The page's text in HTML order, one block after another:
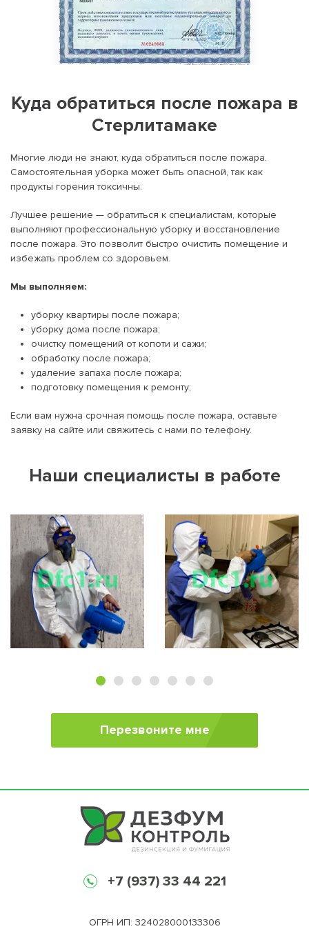
Куда обратиться после пожара в
Стерлитамаке
Многие люди не знают, куда обратиться после пожара.
Самостоятельная уборка может быть опасной, так как
продукты горения токсичны.
Лучшее решение — обратиться к специалистам, которые
выполняют профессиональную уборку и восстановление
после пожара. Это позволит быстро очистить помещение и
избежать проблем со здоровьем.
Мы выполняем:
уборку квартиры после пожара;
уборку дома после пожара;
очистку помещений от копоти и сажи;
обработку после пожара;
удаление запаха после пожара;
подготовку помещения к ремонту;
Если вам нужна срочная помощь после пожара, оставьте
заявку на сайте или свяжитесь с нами по телефону.
Наши специалисты в работе
Перезвоните мне
+7 (937) 33 44 221
ОГРН ИП: 324028000133306